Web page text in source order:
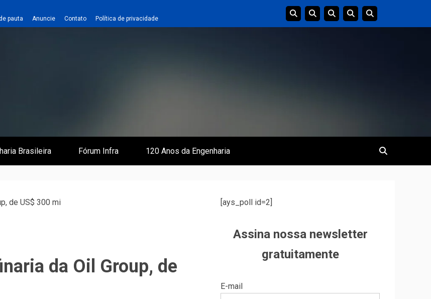
pauta Anuncie Contato Política de privacidade
Brasileira Fórum Infra 120 Anos da Engenharia
de US$ 300 mi
da Oil Group, de
[ays_poll id=2]
Assina nossa newsletter
gratuitamente
E-mail